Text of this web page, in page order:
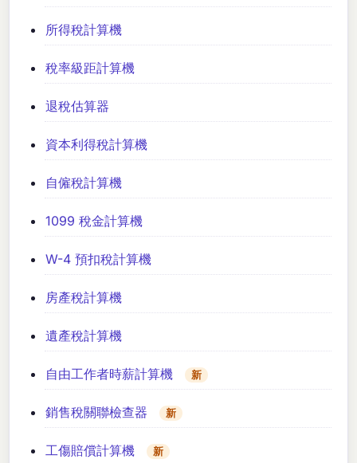
所得稅計算機
稅率級距計算機
退稅估算器
資本利得稅計算機
自僱稅計算機
1099 稅金計算機
W-4 預扣稅計算機
房產稅計算機
遺產稅計算機
自由工作者時薪計算機 新
銷售稅關聯檢查器 新
工傷賠償計算機 新